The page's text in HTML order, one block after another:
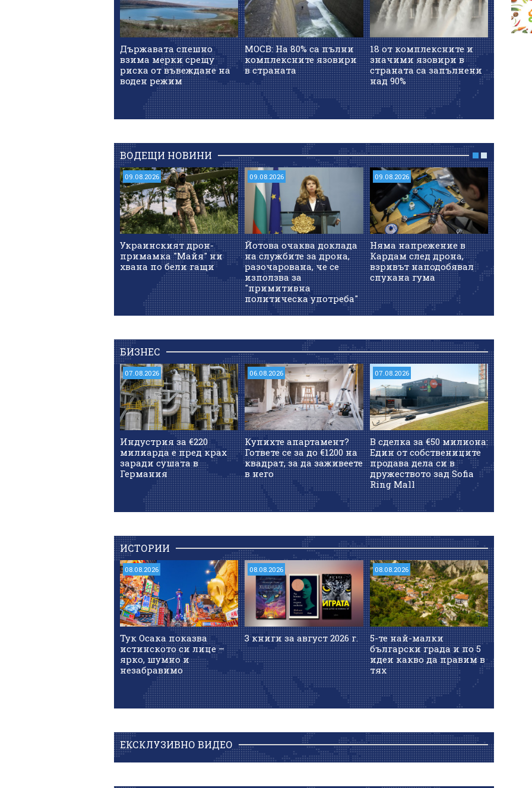
Държавата спешно
взима мерки срещу
риска от въвеждане на
воден режим
МОСВ: На 80% са пълни
комплексните язовири
в страната
18 от комплексните и
значими язовири в
страната са запълнени
над 90%
ВОДЕЩИ НОВИНИ
09.08.2026
Украинският дрон-
примамка "Майя" ни
хвана по бели гащи
09.08.2026
Йотова очаква доклада
на службите за дрона,
разочарована, че се
използва за
"примитивна
политическа употреба"
09.08.2026
Няма напрежение в
Кардам след дрона,
взривът наподобявал
спукана гума
БИЗНЕС
07.08.2026
Индустрия за €220
милиарда е пред крах
заради сушата в
Германия
06.08.2026
Купихте апартамент?
Гответе се за до €1200 на
квадрат, за да заживеете
в него
07.08.2026
В сделка за €50 милиона:
Един от собствениците
продава дела си в
дружеството зад Sofia
Ring Mall
ИСТОРИИ
08.08.2026
Тук Осака показва
истинското си лице –
ярко, шумно и
незабравимо
08.08.2026
3 книги за август 2026 г.
08.08.2026
5-те най-малки
български градa и по 5
идеи какво да правим в
тях
ЕКСКЛУЗИВНО ВИДЕО